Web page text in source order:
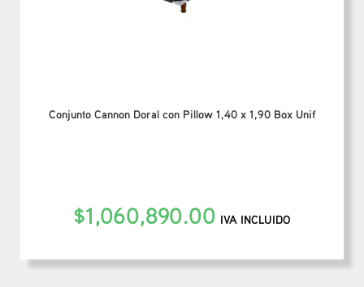
Conjunto Cannon Doral con Pillow 1,40 x 1,90 Box Unif
$1,060,890.00 IVA INCLUIDO